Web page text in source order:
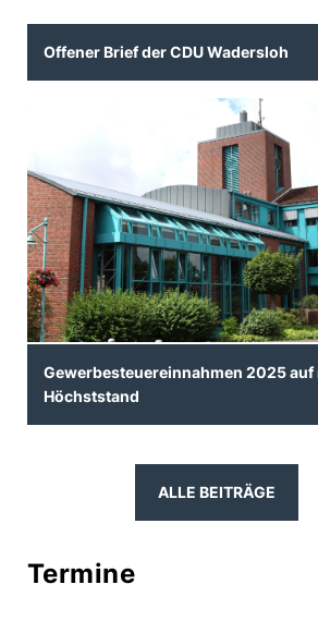
Offener Brief der CDU Wadersloh
Gewerbesteuereinnahmen 2025 auf
Höchststand
ALLE BEITRÄGE
Termine